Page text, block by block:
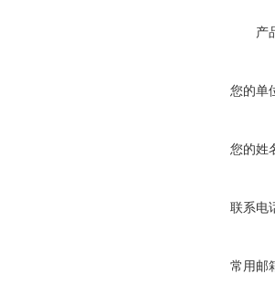
产
您的单
您的姓
联系电
常用邮